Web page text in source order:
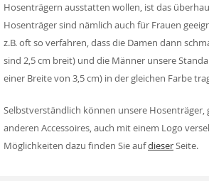
Hosenträgern ausstatten wollen, ist das
Hosenträger sind nämlich auch für Frauen
z.B. oft so verfahren, dass die Damen dann
sind 2,5 cm breit) und die Männer unsere
einer Breite von 3,5 cm) in der gleichen Farbe
Selbstverständlich können unsere Hosenträger,
anderen Accessoires, auch mit einem Logo
Möglichkeiten dazu finden Sie aufdieserSeite.